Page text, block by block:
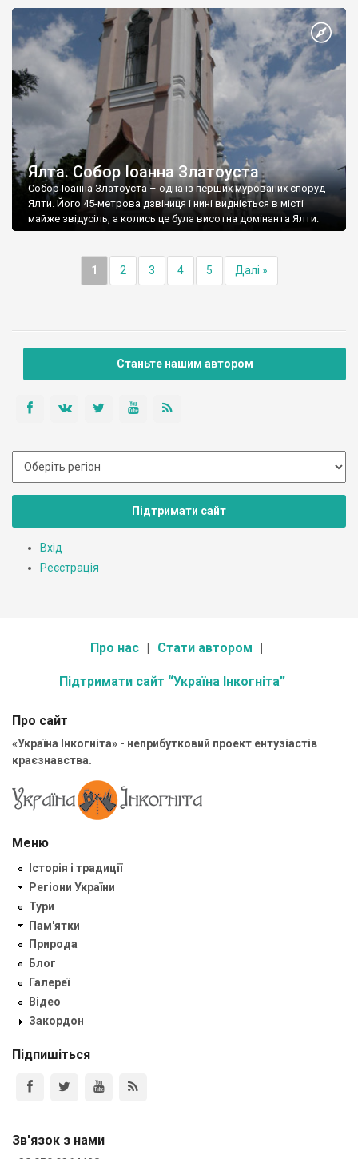
Ялта. Собор Іоанна Златоуста
Собор Іоанна Златоуста – одна із перших мурованих споруд
Ялти. Його 45-метрова дзвіниця і нині видніється в місті
майже звідусіль, а колись це була висотна домінанта Ялти.
1 2 3 4 5 Далі »
Станьте нашим автором
Підтримати сайт
Вхід
Реєстрація
Про нас Стати автором
Підтримати сайт “Україна Інкогніта”
Про сайт
«Україна Інкогніта» - неприбутковий проект ентузіастів
краєзнавства.
Меню
Історія і традиції
Регіони України
Тури
Пам'ятки
Природа
Блог
Галереї
Відео
Закордон
Підпишіться
Зв'язок з нами